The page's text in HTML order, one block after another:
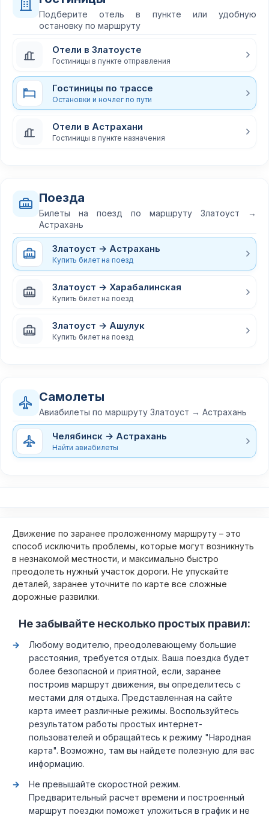
Подберите отель в пункте или удобную
остановку по маршруту
Отели в Златоусте
Гостиницы в пункте отправления
Гостиницы по трассе
Остановки и ночлег по пути
Отели в Астрахани
Гостиницы в пункте назначения
Поезда
Билеты на поезд по маршруту Златоуст →
Астрахань
Златоуст → Астрахань
Купить билет на поезд
Златоуст → Харабалинская
Купить билет на поезд
Златоуст → Ашулук
Купить билет на поезд
Самолеты
Авиабилеты по маршруту Златоуст → Астрахань
Челябинск → Астрахань
Найти авиабилеты
Движение по заранее проложенному маршруту – это
способ исключить проблемы, которые могут возникнуть
в незнакомой местности, и максимально быстро
преодолеть нужный участок дороги. Не упускайте
деталей, заранее уточните по карте все сложные
дорожные развилки.
Не забывайте несколько простых правил:
Любому водителю, преодолевающему большие
расстояния, требуется отдых. Ваша поездка будет
более безопасной и приятной, если, заранее
построив маршрут движения, вы определитесь с
местами для отдыха. Представленная на сайте
карта имеет различные режимы. Воспользуйтесь
результатом работы простых интернет-
пользователей и обращайтесь к режиму "Народная
карта". Возможно, там вы найдете полезную для вас
информацию.
Не превышайте скоростной режим.
Предварительный расчет времени и построенный
маршрут поездки поможет уложиться в график и не